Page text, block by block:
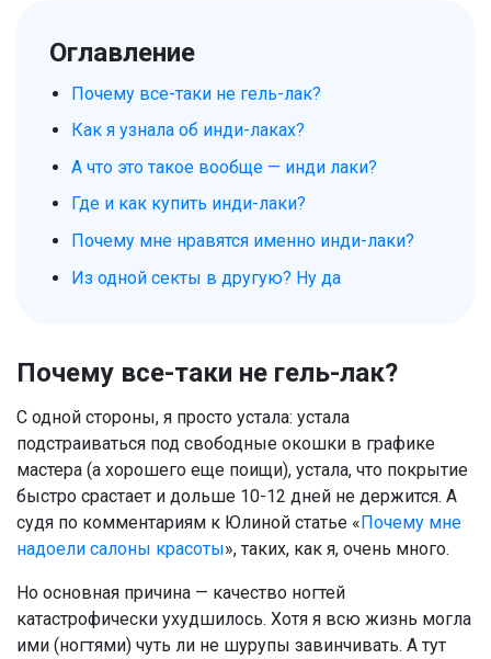
Оглавление
Почему все-таки не гель-лак?
Как я узнала об инди-лаках?
А что это такое вообще — инди лаки?
Где и как купить инди-лаки?
Почему мне нравятся именно инди-лаки?
Из одной секты в другую? Ну да
Почему все-таки не гель-лак?
С одной стороны, я просто устала: устала
подстраиваться под свободные окошки в графике
мастера (а хорошего еще поищи), устала, что покрытие
быстро срастает и дольше 10-12 дней не держится. А
судя по комментариям к Юлиной статье «Почему мне
надоели салоны красоты», таких, как я, очень много.
Но основная причина — качество ногтей
катастрофически ухудшилось. Хотя я всю жизнь могла
ими (ногтями) чуть ли не шурупы завинчивать. А тут